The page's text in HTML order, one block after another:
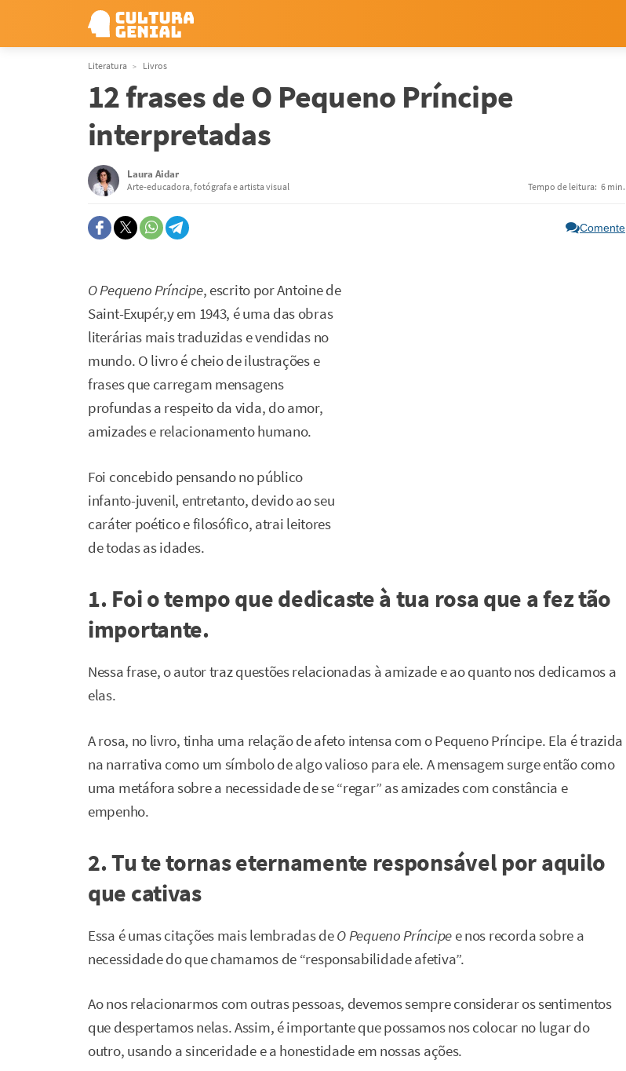
Literatura Livros
12 frases de O Pequeno Príncipe
interpretadas
Laura Aidar
Arte-educadora, fotógrafa e artista visual Tempo de leitura: 6 min.
Comente
O Pequeno Príncipe, escrito por Antoine de
Saint-Exupér,y em 1943, é uma das obras
literárias mais traduzidas e vendidas no
mundo. O livro é cheio de ilustrações e
frases que carregam mensagens
profundas a respeito da vida, do amor,
amizades e relacionamento humano.
Foi concebido pensando no público
infanto-juvenil, entretanto, devido ao seu
caráter poético e filosófico, atrai leitores
de todas as idades.
1. Foi o tempo que dedicaste à tua rosa que a fez tão
importante.
Nessa frase, o autor traz questões relacionadas à amizade e ao quanto nos dedicamos a
elas.
A rosa, no livro, tinha uma relação de afeto intensa com o Pequeno Príncipe. Ela é trazida
na narrativa como um símbolo de algo valioso para ele. A mensagem surge então como
uma metáfora sobre a necessidade de se “regar” as amizades com constância e
empenho.
2. Tu te tornas eternamente responsável por aquilo
que cativas
Essa é umas citações mais lembradas deO Pequeno Príncipee nos recorda sobre a
necessidade do que chamamos de “responsabilidade afetiva”.
Ao nos relacionarmos com outras pessoas, devemos sempre considerar os sentimentos
que despertamos nelas. Assim, é importante que possamos nos colocar no lugar do
outro, usando a sinceridade e a honestidade em nossas ações.